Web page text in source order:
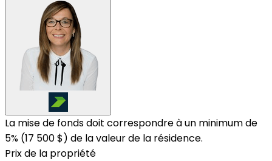
La mise de fonds doit correspondre à un minimum de
5% (17 500 $) de la valeur de la résidence.
Prix de la propriété